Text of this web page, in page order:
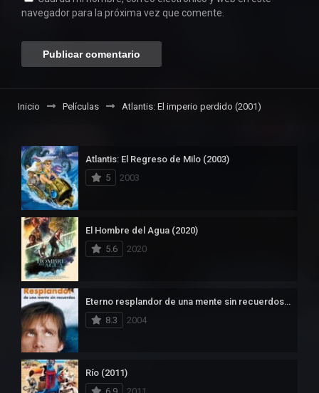
navegador para la próxima vez que comente.
Inicio Películas Atlantis: El imperio perdido (2001)
Atlantis: El Regreso de Milo (2003)
5
2003
El Hombre del Agua (2020)
5.6
2020
8.3
2004
Río (2011)